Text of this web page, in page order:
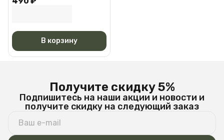
В корзину
Получите скидку 5%
Подпишитесь на наши акции и новости и
получите скидку на следующий заказ